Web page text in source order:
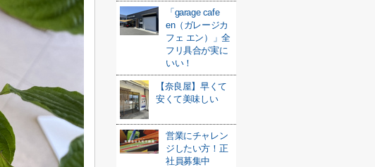
「garage cafe
en（ガレージカ
フェ エン）」全
フリ具合が実に
いい！
【奈良屋】早くて
安くて美味しい
営業にチャレン
ジしたい方！正
社員募集中